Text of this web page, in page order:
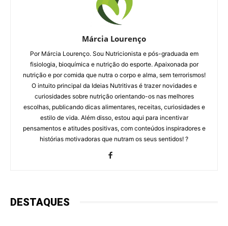
Márcia Lourenço
Por Márcia Lourenço. Sou Nutricionista e pós-graduada em
fisiologia, bioquímica e nutrição do esporte. Apaixonada por
nutrição e por comida que nutra o corpo e alma, sem terrorismos!
O intuito principal da Ideias Nutritivas é trazer novidades e
curiosidades sobre nutrição orientando-os nas melhores
escolhas, publicando dicas alimentares, receitas, curiosidades e
estilo de vida. Além disso, estou aqui para incentivar
pensamentos e atitudes positivas, com conteúdos inspiradores e
histórias motivadoras que nutram os seus sentidos! ?
DESTAQUES